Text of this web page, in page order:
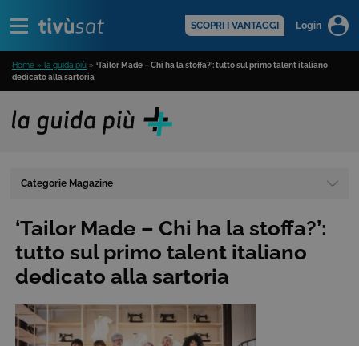
SCOPRI I VANTAGGI Login
Home » la guida più » ‘Tailor Made – Chi ha la stoffa?’: tutto sul primo talent italiano
dedicato alla sartoria
Categorie Magazine
‘Tailor Made – Chi ha la stoffa?’:
tutto sul primo talent italiano
dedicato alla sartoria